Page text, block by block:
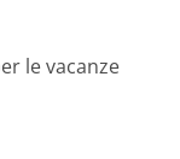
le vacanze